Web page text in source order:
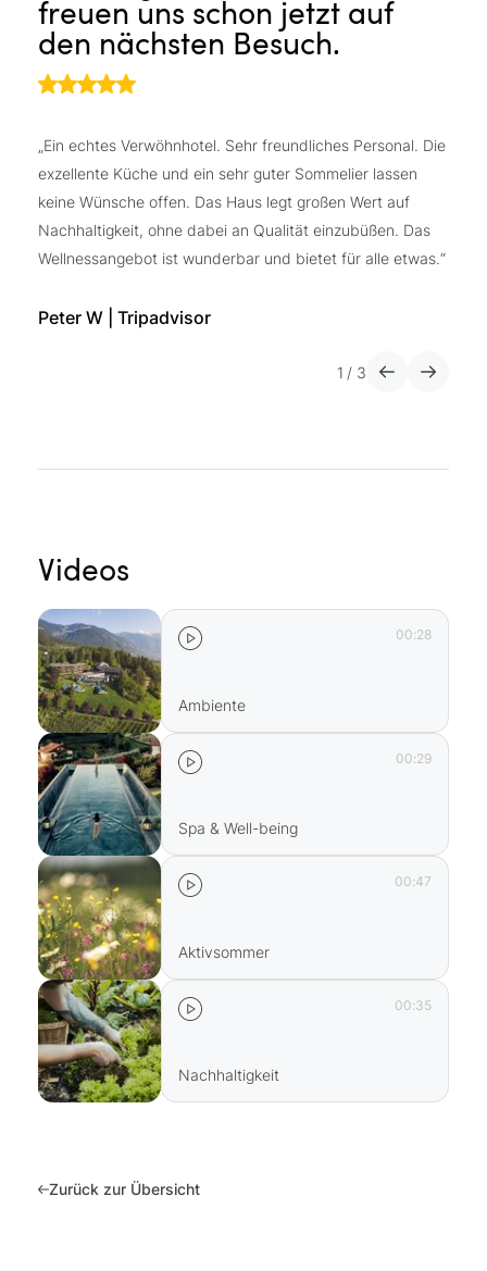
freuen uns schon jetzt auf
den nächsten Besuch.
„Ein echtes Verwöhnhotel. Sehr freundliches Personal. Die
exzellente Küche und ein sehr guter Sommelier lassen
keine Wünsche offen. Das Haus legt großen Wert auf
Nachhaltigkeit, ohne dabei an Qualität einzubüßen. Das
Wellnessangebot ist wunderbar und bietet für alle etwas.“
Peter W | Tripadvisor
1 / 3
Videos
00:28
Ambiente
00:29
Spa & Well-being
00:47
Aktivsommer
00:35
Nachhaltigkeit
Zurück zur Übersicht